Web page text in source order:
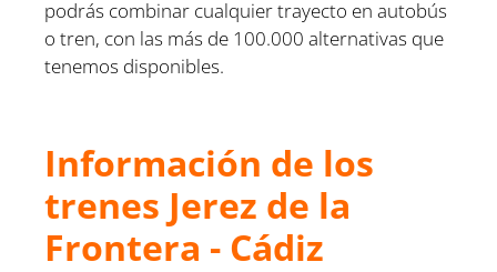
podrás combinar cualquier trayecto en autobús
o tren, con las más de 100.000 alternativas que
tenemos disponibles.
Información de los
trenes Jerez de la
Frontera - Cádiz